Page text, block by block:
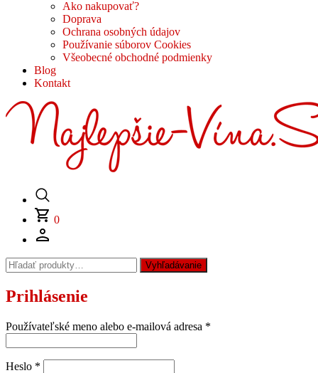
Ako nakupovať?
Doprava
Ochrana osobných údajov
Používanie súborov Cookies
Všeobecné obchodné podmienky
Blog
Kontakt
0
Hľadať: Vyhľadávanie
Prihlásenie
Používateľské meno alebo e-mailová adresa *
Heslo *